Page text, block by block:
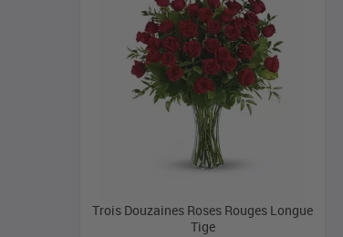
Trois Douzaines Roses Rouges Longue
Tige